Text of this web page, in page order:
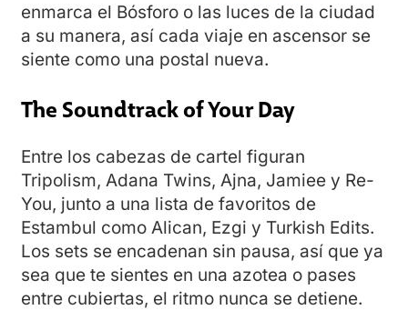
enmarca el Bósforo o las luces de la ciudad
a su manera, así cada viaje en ascensor se
siente como una postal nueva.
The Soundtrack of Your Day
Entre los cabezas de cartel figuran
Tripolism, Adana Twins, Ajna, Jamiee y Re-
You, junto a una lista de favoritos de
Estambul como Alican, Ezgi y Turkish Edits.
Los sets se encadenan sin pausa, así que ya
sea que te sientes en una azotea o pases
entre cubiertas, el ritmo nunca se detiene.